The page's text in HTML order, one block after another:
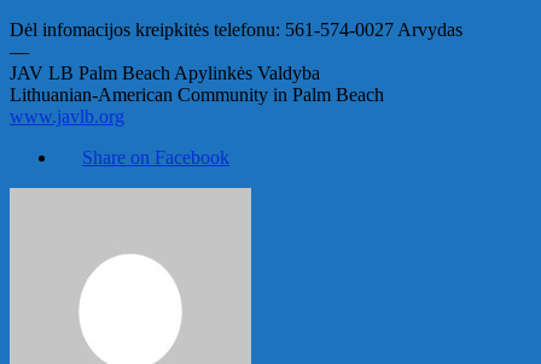
Dėl infomacijos kreipkitės telefonu: 561-574-0027 Arvydas
—
JAV LB Palm Beach Apylinkės Valdyba
Lithuanian-American Community in Palm Beach
www.javlb.org
Share on Facebook